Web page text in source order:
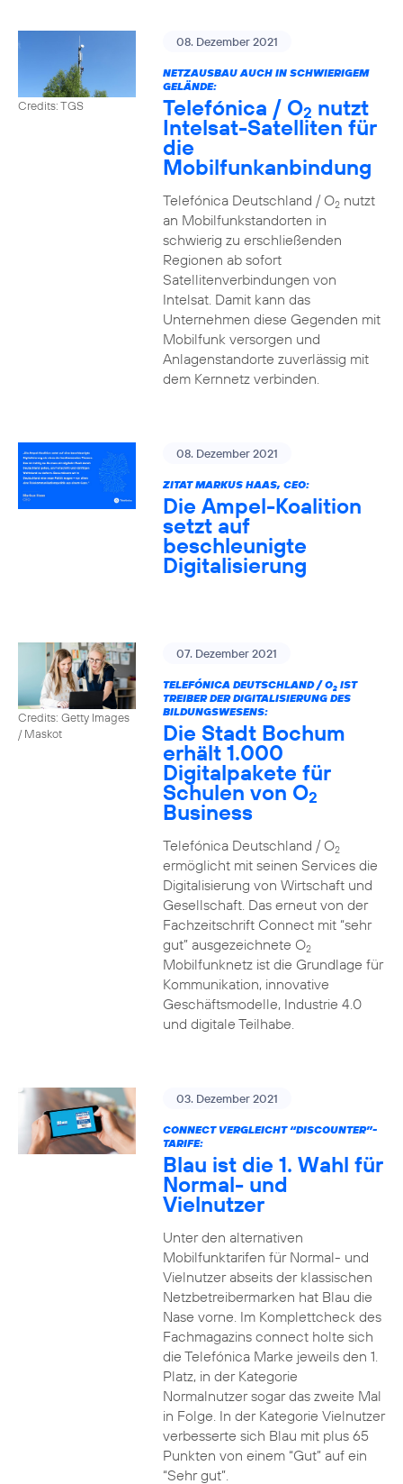
Credits: TGS
08. Dezember 2021
NETZAUSBAU AUCH IN SCHWIERIGEM
GELÄNDE:
Telefónica / O2 nutzt
Intelsat-Satelliten für
die
Mobilfunkanbindung
Telefónica Deutschland / O2nutzt
an Mobilfunkstandorten in
schwierig zu erschließenden
Regionen ab sofort
Satellitenverbindungen von
Intelsat. Damit kann das
Unternehmen diese Gegenden mit
Mobilfunk versorgen und
Anlagenstandorte zuverlässig mit
dem Kernnetz verbinden.
08. Dezember 2021
ZITAT MARKUS HAAS, CEO:
Die Ampel-Koalition
setzt auf
beschleunigte
Digitalisierung
Credits: Getty Images
/ Maskot
07. Dezember 2021
TELEFÓNICA DEUTSCHLAND / O2IST
TREIBER DER DIGITALISIERUNG DES
BILDUNGSWESENS:
Die Stadt Bochum
erhält 1.000
Digitalpakete für
Schulen von O2
Business
Telefónica Deutschland / O2
ermöglicht mit seinen Services die
Digitalisierung von Wirtschaft und
Gesellschaft. Das erneut von der
Fachzeitschrift Connect mit “sehr
gut” ausgezeichnete O2
Mobilfunknetz ist die Grundlage für
Kommunikation, innovative
Geschäftsmodelle, Industrie 4.0
und digitale Teilhabe.
03. Dezember 2021
CONNECT VERGLEICHT “DISCOUNTER”-
TARIFE:
Blau ist die 1. Wahl für
Normal- und
Vielnutzer
Unter den alternativen
Mobilfunktarifen für Normal- und
Vielnutzer abseits der klassischen
Netzbetreibermarken hat Blau die
Nase vorne. Im Komplettcheck des
Fachmagazins connect holte sich
die Telefónica Marke jeweils den 1.
Platz, in der Kategorie
Normalnutzer sogar das zweite Mal
in Folge. In der Kategorie Vielnutzer
verbesserte sich Blau mit plus 65
Punkten von einem “Gut” auf ein
“Sehr gut”.